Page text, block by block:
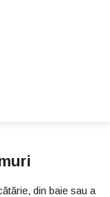
din baie sau a